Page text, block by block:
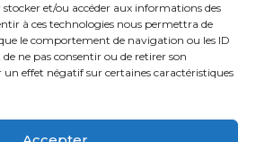
stocker et/ou accéder aux informations des
à ces technologies nous permettra de
le comportement de navigation ou les ID
ne pas consentir ou de retirer son
effet négatif sur certaines caractéristiques